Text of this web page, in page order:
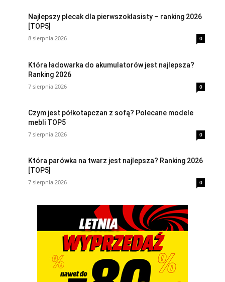
Najlepszy plecak dla pierwszoklasisty – ranking 2026
[TOP5]
8 sierpnia 2026 0
Która ładowarka do akumulatorów jest najlepsza?
Ranking 2026
7 sierpnia 2026 0
Czym jest półkotapczan z sofą? Polecane modele
mebli TOP5
7 sierpnia 2026 0
Która parówka na twarz jest najlepsza? Ranking 2026
[TOP5]
7 sierpnia 2026 0